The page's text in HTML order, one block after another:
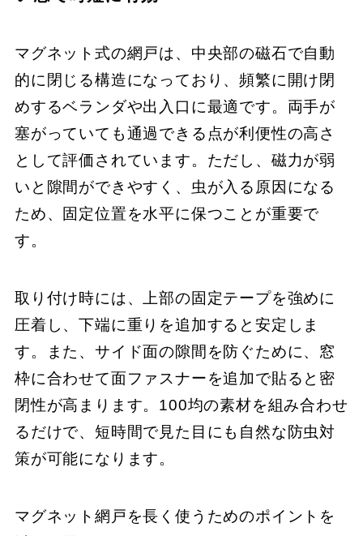
マグネット式の網戸は、中央部の磁石で自動
的に閉じる構造になっており、頻繁に開け閉
めするベランダや出入口に最適です。両手が
塞がっていても通過できる点が利便性の高さ
として評価されています。ただし、磁力が弱
いと隙間ができやすく、虫が入る原因になる
ため、固定位置を水平に保つことが重要で
す。
取り付け時には、上部の固定テープを強めに
圧着し、下端に重りを追加すると安定しま
す。また、サイド面の隙間を防ぐために、窓
枠に合わせて面ファスナーを追加で貼ると密
閉性が高まります。100均の素材を組み合わせ
るだけで、短時間で見た目にも自然な防虫対
策が可能になります。
マグネット網戸を長く使うためのポイントを